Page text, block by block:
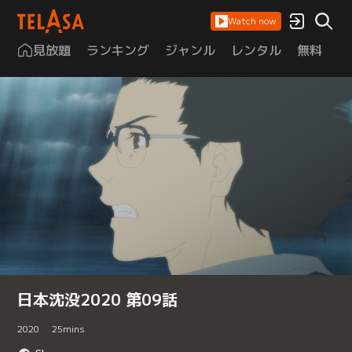
Watch now
見放題 ランキング ジャンル レンタル 無料
日本沈没2020 第09話
2020 25mins